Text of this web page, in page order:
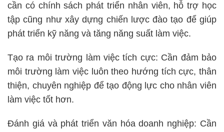
cần có chính sách phát triển nhân viên, hỗ trợ học
tập cũng như xây dựng chiến lược đào tạo để giúp
phát triển kỹ năng và tăng năng suất làm việc.
Tạo ra môi trường làm việc tích cực: Cần đảm bảo
môi trường làm việc luôn theo hướng tích cực, thân
thiện, chuyên nghiệp để tạo động lực cho nhân viên
làm việc tốt hơn.
Đánh giá và phát triển văn hóa doanh nghiệp: Cần